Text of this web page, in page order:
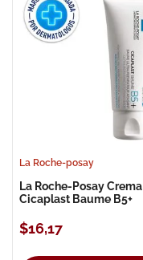
La Roche-posay
La Roche-Posay Crema
Cicaplast Baume B5+
$16,17